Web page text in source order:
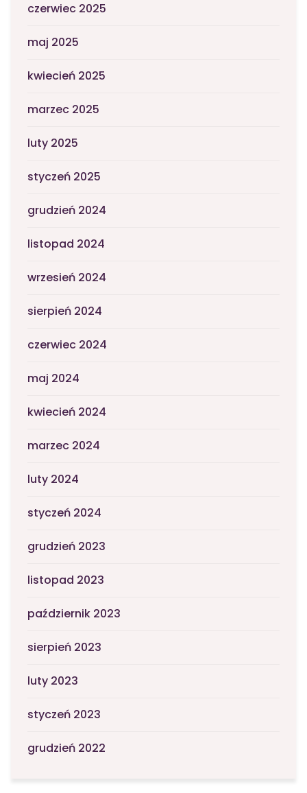
czerwiec 2025
maj 2025
kwiecień 2025
marzec 2025
luty 2025
styczeń 2025
grudzień 2024
listopad 2024
wrzesień 2024
sierpień 2024
czerwiec 2024
maj 2024
kwiecień 2024
marzec 2024
luty 2024
styczeń 2024
grudzień 2023
listopad 2023
październik 2023
sierpień 2023
luty 2023
styczeń 2023
grudzień 2022